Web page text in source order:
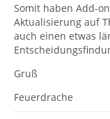
Somit haben Add-
Aktualisierung auf
auch einen etwas
Gruß
Feuerdrache